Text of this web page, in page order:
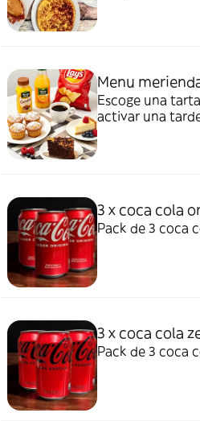
Menu
Escoge una
activar una
3 x coca cola
Pack de 3 coca
3 x coca cola
Pack de 3 coca